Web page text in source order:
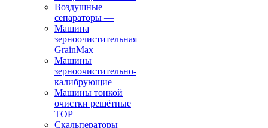
Воздушные
сепараторы —
Машина
зерноочистительная
GrainMax —
Машины
зерноочистительно-
калибрующие —
Машины тонкой
очистки решётные
ТОР —
Скальператоры